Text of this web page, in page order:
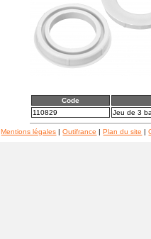
Code
110829
Jeu de 3
Mentions légales |Outifrance |Plan du site |